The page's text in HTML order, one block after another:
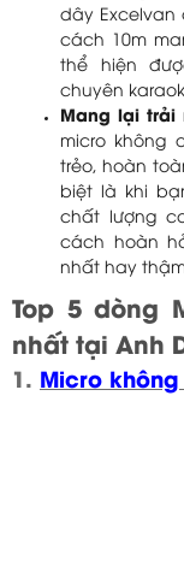
dây Excelvan
cách 10m
thể hiện
chuyên
Mang lại trải
micro không
trẻo, hoàn
biệt là khi
chất lượng
cách hoàn
nhất hay
Top 5 dòng
nhất tại Anh
1. Micro không